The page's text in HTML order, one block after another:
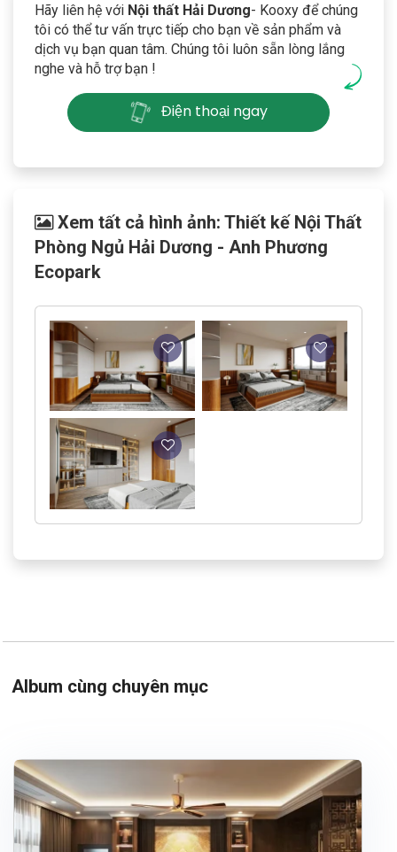
Hãy liên hệ với Nội thất Hải Dương- Kooxy để chúng
tôi có thể tư vấn trực tiếp cho bạn về sản phẩm và
dịch vụ bạn quan tâm. Chúng tôi luôn sẵn lòng lắng
nghe và hỗ trợ bạn !
Điện thoại ngay
Xem tất cả hình ảnh: Thiết kế Nội Thất
Phòng Ngủ Hải Dương - Anh Phương
Ecopark
Album cùng chuyên mục